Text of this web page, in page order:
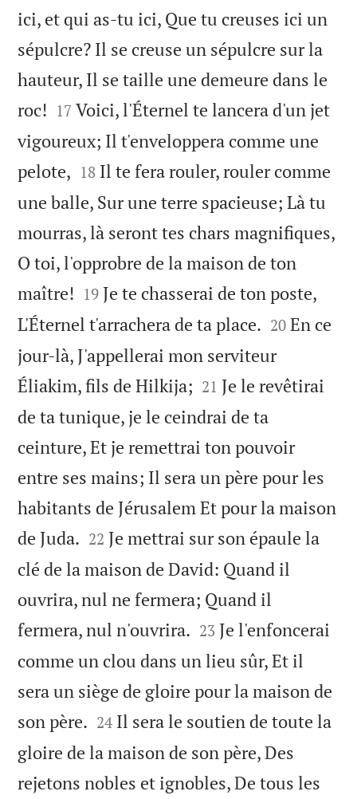
ici, et qui as-tu ici, Que tu creuses ici un
sépulcre? Il se creuse un sépulcre sur la
hauteur, Il se taille une demeure dans le
roc! 

17 Voici, l'Éternel te lancera d'un jet
vigoureux; Il t'enveloppera comme une
pelote, 

18 Il te fera rouler, rouler comme
une balle, Sur une terre spacieuse; Là tu
mourras, là seront tes chars magnifiques,
O toi, l'opprobre de la maison de ton
maître! 

19 Je te chasserai de ton poste,
L'Éternel t'arrachera de ta place. 

20 En ce
jour-là, J'appellerai mon serviteur
Éliakim, fils de Hilkija; 

21 Je le revêtirai
de ta tunique, je le ceindrai de ta
ceinture, Et je remettrai ton pouvoir
entre ses mains; Il sera un père pour les
habitants de Jérusalem Et pour la maison
de Juda. 

22 Je mettrai sur son épaule la
clé de la maison de David: Quand il
ouvrira, nul ne fermera; Quand il
fermera, nul n'ouvrira. 

23 Je l'enfoncerai
comme un clou dans un lieu sûr, Et il
sera un siège de gloire pour la maison de
son père. 

24 Il sera le soutien de toute la
gloire de la maison de son père, Des
rejetons nobles et ignobles, De tous les